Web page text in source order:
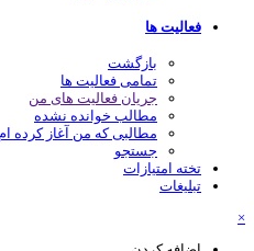
فعالیت ها
بازگشت
تمامی فعالیت ها
جریان فعالیت های من
مطالب خوانده نشده
مطالبی که من آغاز کرده ام
جستجو
تخته امتیازات
تبلیغات